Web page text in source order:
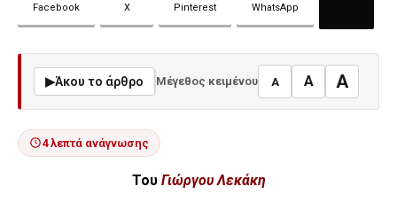
Facebook X Pinterest WhatsApp
▶Άκου το άρθρο Μέγεθος κειμένου A A A
4 λεπτά ανάγνωσης
Του Γιώργου Λεκάκη